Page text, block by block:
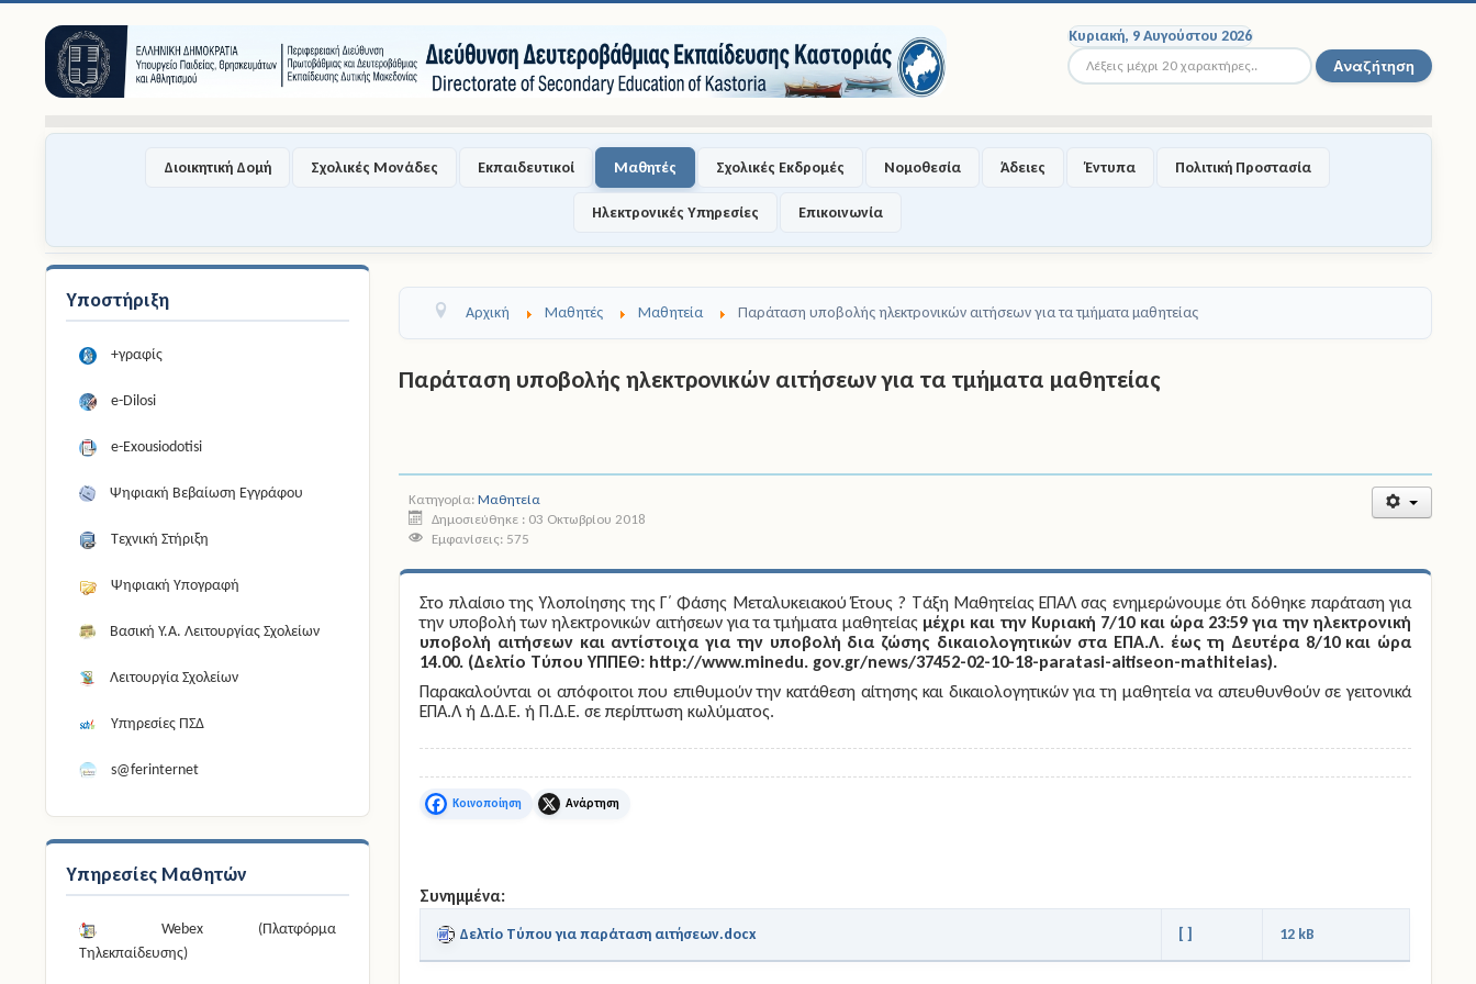
Κυριακή, 9 Αυγούστου 2026
Αναζήτηση... Αναζήτηση
Διοικητική Δομή Σχολικές Μονάδες Εκπαιδευτικοί Μαθητές Σχολικές Εκδρομές Νομοθεσία Άδειες Έντυπα Πολιτική Προστασία
Ηλεκτρονικές Υπηρεσίες Επικοινωνία
Υποστήριξη
+γραφίς
e-Dilosi
e-Exousiodotisi
Ψηφιακή Βεβαίωση Εγγράφου
Τεχνική Στήριξη
Ψηφιακή Υπογραφή
Βασική Υ.Α. Λειτουργίας Σχολείων
Λειτουργία Σχολείων
Υπηρεσίες ΠΣΔ
s@ferinternet
Υπηρεσίες Μαθητών
Webex (Πλατφόρμα
Τηλεκπαίδευσης)
Αρχική Μαθητές Μαθητεία Παράταση υποβολής ηλεκτρονικών αιτήσεων για τα τμήματα μαθητείας
Παράταση υποβολής ηλεκτρονικών αιτήσεων για τα τμήματα μαθητείας
Κατηγορία:Μαθητεία
Δημοσιεύθηκε : 03 Οκτωβρίου 2018
Εμφανίσεις: 575
Στο πλαίσιο της Υλοποίησης της Γ΄ Φάσης Μεταλυκειακού Έτους ? Τάξη Μαθητείας ΕΠΑΛ σας ενημερώνουμε ότι δόθηκε παράταση για
την υποβολή των ηλεκτρονικών αιτήσεων για τα τμήματα μαθητείας μέχρι και την Κυριακή 7/10 και ώρα 23:59 για την ηλεκτρονική
υποβολή αιτήσεων και αντίστοιχα για την υποβολή δια ζώσης δικαιολογητικών στα ΕΠΑ.Λ. έως τη Δευτέρα 8/10 και ώρα
14.00. (Δελτίο Τύπου ΥΠΠΕΘ: http://www.minedu. gov.gr/news/37452-02-10-18-paratasi-aitiseon-mathiteias).
Παρακαλούνται οι απόφοιτοι που επιθυμούν την κατάθεση αίτησης και δικαιολογητικών για τη μαθητεία να απευθυνθούν σε γειτονικά
ΕΠΑ.Λ ή Δ.Δ.Ε. ή Π.Δ.Ε. σε περίπτωση κωλύματος.
Facebook X
Συνημμένα:
Δελτίο Τύπου για παράταση αιτήσεων.docx [ ] 12 kB